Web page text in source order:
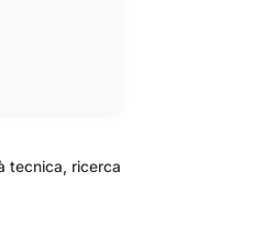
tecnica, ricerca